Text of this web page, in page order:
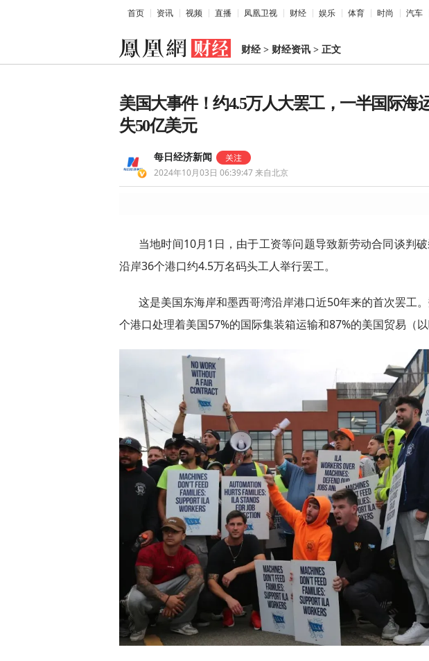
首页 资讯 视频 直播 凤凰卫视 财经 娱乐 体育 时尚 汽车
财经> 财经资讯 > 正文
美国大事件！约4.5万人大罢工，一半国际海
失50亿美元
每日经济新闻
2024年10月03日 06:39:47来自北京
当地时间10月1日，由于工资等问题导致新劳动合同谈判
沿岸36个港口约4.5万名码头工人举行罢工。
这是美国东海岸和墨西哥湾沿岸港口近50年来的首次罢工
个港口处理着美国57%的国际集装箱运输和87%的美国贸易（以